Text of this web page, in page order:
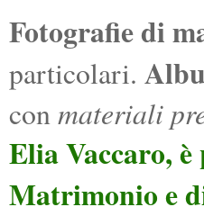
Fotografie di
particolari.
conmateriali
Elia Vaccaro,
Matrimonio e